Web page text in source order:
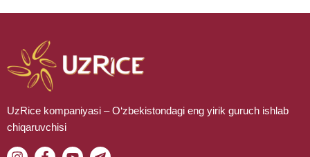
UzRice kompaniyasi – O‘zbekistondagi eng yirik guruch ishlab
chiqaruvchisi